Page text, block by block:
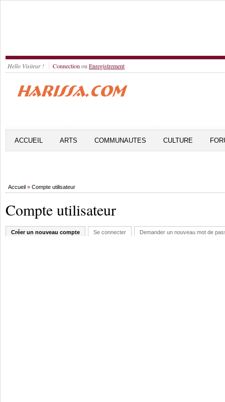
Hello Visiteur ! Connection ou Enregistrement
ACCUEIL ARTS COMMUNAUTES CULTURE
Accueil » Compte utilisateur
Compte utilisateur
Créer un nouveau compte Se connecter Demander un nouveau mot de